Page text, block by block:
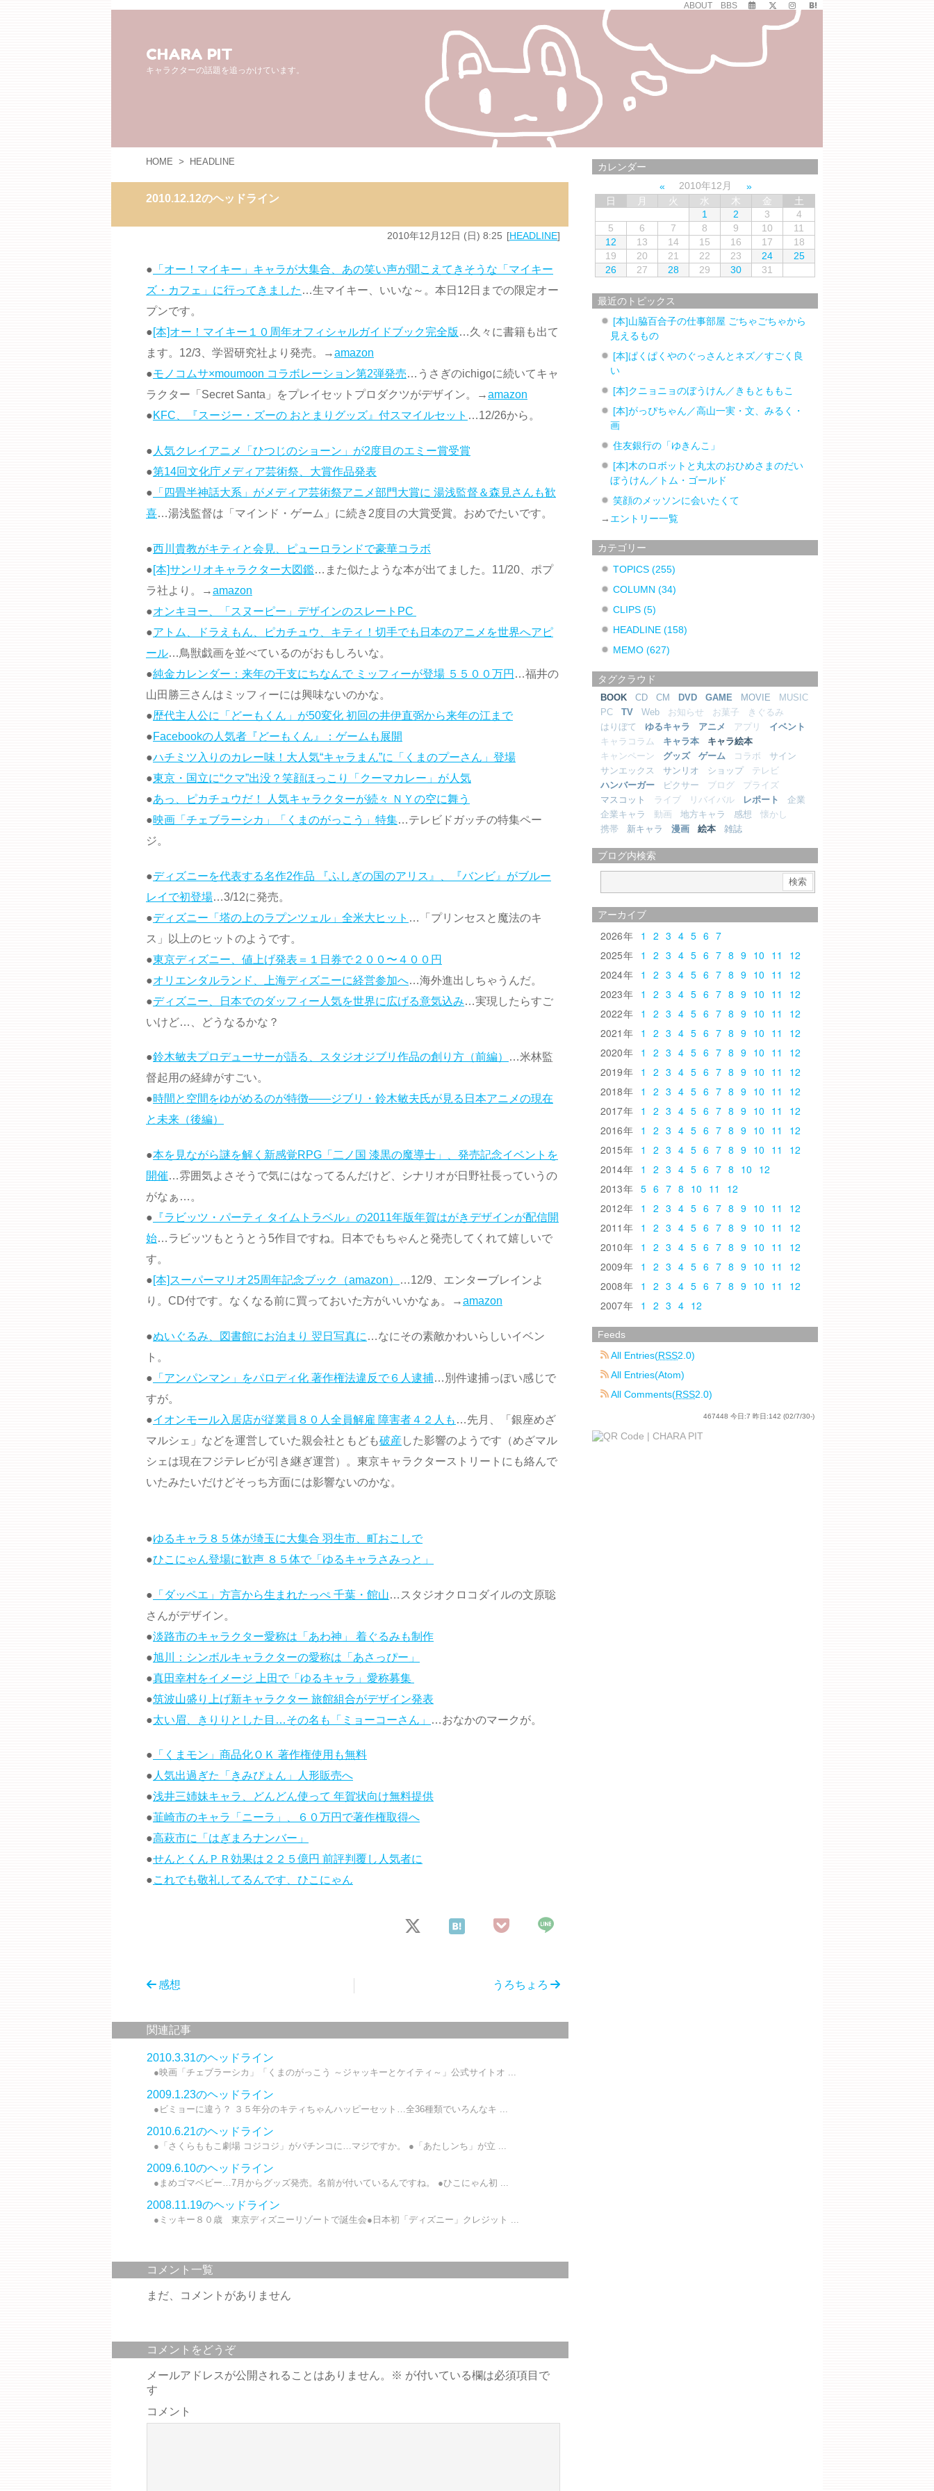
ABOUT BBS
CHARA PIT
キャラクターの話題を追っかけています。
HOME > HEADLINE
2010.12.12のヘッドライン
2010年12月12日 (日) 8:25 HEADLINE
● 「オー！マイキー」キャラが大集合、あの笑い声が聞こえてきそうな「マイキー
ズ・カフェ」に行ってきました …生マイキー、いいな～。本日12日までの限定オー
プンです。
●[本]オー！マイキー１０周年オフィシャルガイドブック完全版 …久々に書籍も出て
ます。12/3、学習研究社より発売。→amazon
●モノコムサ×moumoon コラボレーション第2弾発売…うさぎのichigoに続いてキャ
ラクター「Secret Santa」をプレイセットプロダクツがデザイン。→amazon
●KFC、『スージー・ズーの おとまりグッズ』付スマイルセット …12/26から。
● 人気クレイアニメ「ひつじのショーン」が2度目のエミー賞受賞
●第14回文化庁メディア芸術祭、大賞作品発表
● 「四畳半神話大系」がメディア芸術祭アニメ部門大賞に 湯浅監督＆森見さんも歓
喜…湯浅監督は「マインド・ゲーム」に続き2度目の大賞受賞。おめでたいです。
●西川貴教がキティと会見、ピューロランドで豪華コラボ
●[本]サンリオキャラクター大図鑑…また似たような本が出てました。11/20、ポプ
ラ社より。→amazon
●オンキヨー、「スヌーピー」デザインのスレートPC
●アトム、ドラえもん、ピカチュウ、キティ！切手でも日本のアニメを世界へアピ
ール…鳥獣戯画を並べているのがおもしろいな。
●純金カレンダー：来年の干支にちなんで ミッフィーが登場 ５５００万円 …福井の
山田勝三さんはミッフィーには興味ないのかな。
●歴代主人公に「どーもくん」が50変化 初回の井伊直弼から来年の江まで
●Facebookの人気者『どーもくん』：ゲームも展開
●ハチミツ入りのカレー味！大人気“キャラまん”に「くまのプーさん」登場
●東京・国立に“クマ”出没？笑顔ほっこり「クーマカレー」が人気
●あっ、ピカチュウだ！ 人気キャラクターが続々 ＮＹの空に舞う
●映画「チェブラーシカ」「くまのがっこう」特集…テレビドガッチの特集ペー
ジ。
●ディズニーを代表する名作2作品 『ふしぎの国のアリス』、『バンビ』がブルー
レイで初登場…3/12に発売。
●ディズニー「塔の上のラプンツェル」全米大ヒット …「プリンセスと魔法のキ
ス」以上のヒットのようです。
●東京ディズニー、値上げ発表＝１日券で２００〜４００円
●オリエンタルランド、上海ディズニーに経営参加へ…海外進出しちゃうんだ。
●ディズニー、日本でのダッフィー人気を世界に広げる意気込み…実現したらすご
いけど…、どうなるかな？
●鈴木敏夫プロデューサーが語る、スタジオジブリ作品の創り方（前編）
…米林監
督起用の経緯がすごい。
●時間と空間をゆがめるのが特徴――ジブリ・鈴木敏夫氏が見る日本アニメの現在
と未来（後編）
●本を見ながら謎を解く新感覚RPG「二ノ国 漆黒の魔導士」、発売記念イベントを
開催…雰囲気よさそうで気にはなってるんだけど、シナリオが日野社長っていうの
がなぁ…。
● 『ラビッツ・パーティ タイムトラベル』の2011年版年賀はがきデザインが配信開
始…ラビッツもとうとう5作目ですね。日本でもちゃんと発売してくれて嬉しいで
す。
●[本]スーパーマリオ25周年記念ブック（amazon）
…12/9、エンターブレインよ
り。CD付です。なくなる前に買っておいた方がいいかなぁ。→amazon
●ぬいぐるみ、図書館にお泊まり 翌日写真に …なにその素敵かわいらしいイベン
ト。
● 「アンパンマン」をパロディ化 著作権法違反で６人逮捕…別件逮捕っぽい感じで
すが。
●イオンモール入居店が従業員８０人全員解雇 障害者４２人も …先月、「銀座めざ
マルシェ」などを運営していた親会社ともども破産した影響のようです（めざマル
シェは現在フジテレビが引き継ぎ運営）。東京キャラクターストリートにも絡んで
いたみたいだけどそっち方面には影響ないのかな。
●ゆるキャラ８５体が埼玉に大集合 羽生市、町おこしで
●ひこにゃん登場に歓声 ８５体で「ゆるキャラさみっと」
● 「ダッペエ」方言から生まれたっぺ 千葉・館山…スタジオクロコダイルの文原聡
さんがデザイン。
●淡路市のキャラクター愛称は「あわ神」 着ぐるみも制作
●旭川：シンボルキャラクターの愛称は「あさっぴー」
●真田幸村をイメージ 上田で「ゆるキャラ」愛称募集
●筑波山盛り上げ新キャラクター 旅館組合がデザイン発表
●太い眉、きりりとした目…その名も「ミョーコーさん」 …おなかのマークが。
● 「くまモン」商品化ＯＫ 著作権使用も無料
● 人気出過ぎた「きみぴょん」人形販売へ
●浅井三姉妹キャラ、どんどん使って 年賀状向け無料提供
●韮崎市のキャラ「ニーラ」、６０万円で著作権取得へ
●高萩市に「はぎまろナンバー」
●せんとくんＰＲ効果は２２５億円 前評判覆し人気者に
●これでも敬礼してるんです、ひこにゃん
うろちょろ
感想
関連記事
2010.3.31のヘッドライン
●映画「チェブラーシカ」「くまのがっこう ～ジャッキーとケイティ～」公式サイトオ ...
2009.1.23のヘッドライン
●ビミョーに違う？ ３５年分のキティちゃんハッピーセット…全36種類でいろんなキ ...
2010.6.21のヘッドライン
●「さくらももこ劇場 コジコジ」がパチンコに…マジですか。 ●「あたしンち」が立 ...
2009.6.10のヘッドライン
●まめゴマベビー…7月からグッズ発売。名前が付いているんですね。 ●ひこにゃん初 ...
2008.11.19のヘッドライン
●ミッキー８０歳 東京ディズニーリゾートで誕生会●日本初「ディズニー」クレジット ...
コメント一覧
まだ、コメントがありません
コメントをどうぞ
メールアドレスが公開されることはありません。 ※ が付いている欄は必須項目で
す
コメント
カレンダー
2010年12月
日
月 火 水 木 金
土
1
2 3
4
5
6 7 8 9 10
11
12
13 14 15 16 17
18
19
20 21 22 23 24
25
26
27 28 29 30 31
最近のトピックス
[本]山脇百合子の仕事部屋 ごちゃごちゃから
見えるもの
[本]ぱくぱくやのぐっさんとネズ／すごく良
い
[本]クニョニョのぼうけん／きもとももこ
[本]がっぴちゃん／高山一実・文、みるく・
画
住友銀行の「ゆきんこ」
[本]木のロボットと丸太のおひめさまのだい
ぼうけん／トム・ゴールド
笑顔のメッソンに会いたくて
→ エントリー一覧
カテゴリー
TOPICS(255)
COLUMN(34)
CLIPS(5)
HEADLINE(158)
MEMO(627)
タグクラウド
BOOK CD CM DVD GAME MOVIE
MUSIC
PC
TV Web お知らせ お菓子
きぐるみ
はりぼて
ゆるキャラ アニメ アプリ
イベント
キャラコラム
キャラ本
キャラ絵本
キャンペーン
グッズ ゲーム コラボ
サイン
サンエックス
サンリオ ショップ
テレビ
ハンバーガー
ピクサー ブログ
プライズ
マスコット
ライブ リバイバル レポート
企業
企業キャラ
動画 地方キャラ 感想
懐かし
携帯
新キャラ 漫画 絵本 雑誌
ブログ内検索
アーカイブ
2026 1 2 3 4 5 6 7
2025
1 2 3 4 5 6 7 8 9 10 11
12
2024
1 2 3 4 5 6 7 8 9 10 11
12
2023
1 2 3 4 5 6 7 8 9 10 11
12
2022
1 2 3 4 5 6 7 8 9 10 11
12
2021
1 2 3 4 5 6 7 8 9 10 11
12
2020
1 2 3 4 5 6 7 8 9 10 11
12
2019
1 2 3 4 5 6 7 8 9 10 11
12
2018
1 2 3 4 5 6 7 8 9 10 11
12
2017
1 2 3 4 5 6 7 8 9 10 11
12
2016
1 2 3 4 5 6 7 8 9 10 11
12
2015
1 2 3 4 5 6 7 8 9 10 11
12
2014
1 2 3 4 5 6 7 8 10 12
2013
5 6 7 8 10 11
12
2012
1 2 3 4 5 6 7 8 9 10 11
12
2011
1 2 3 4 5 6 7 8 9 10 11
12
2010
1 2 3 4 5 6 7 8 9 10 11
12
2009
1 2 3 4 5 6 7 8 9 10 11
12
2008
1 2 3 4 5 6 7 8 9 10 11
12
2007
1 2 3 4 12
Feeds
All Entries(RSS2.0)
All Entries(Atom)
All Comments(RSS2.0)
467448 今日:7 昨日:142 (02/7/30-)